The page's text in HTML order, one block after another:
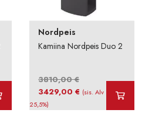
Nordpeis
Kamiina Nordpeis Duo 2
3810,00€
Alkuperäinen
hinta
3429,00€ Nykyinen
(sis. Alv
25,5%)